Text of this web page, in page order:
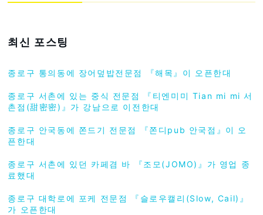
최신 포스팅
종로구 통의동에 장어덮밥전문점 『해목』이 오픈한대
종로구 서촌에 있는 중식 전문점 『티엔미미 Tian mi mi 서
촌점(甜密密)』가 강남으로 이전한대
종로구 안국동에 쫀드기 전문점 『쫀디pub 안국점』이 오
픈한대
종로구 서촌에 있던 카페겸 바 『조모(JOMO)』가 영업 종
료했대
종로구 대학로에 포케 전문점 『슬로우캘리(Slow, Cail)』
가 오픈한대